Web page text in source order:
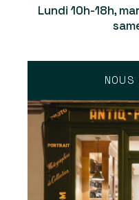
Lundi 10h-18h,
NOUS